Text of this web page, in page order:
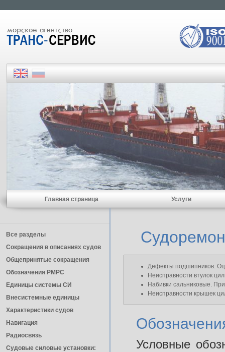
Главная страница Услуги
Все разделы
Сокращения в описаниях судов
Общепринятые сокращения
Обозначения РМРС
Единицы cистемы СИ
Внесистемные единицы
Характеристики судов
Навигация
Радиосвязь
Судовые силовые установки:
Дефекты подшипников.
Неисправности втулок
Набивки сальниковые.
Неисправности крышек
Условные